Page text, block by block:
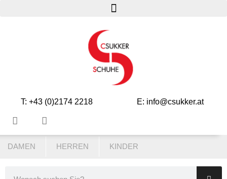
T: +43 (0)2174 2218 E: info@csukker.at
DAMEN HERREN KINDER